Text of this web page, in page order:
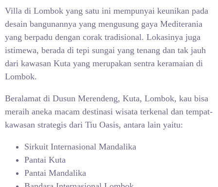
Villa di Lombok yang satu ini mempunyai keunikan pada
desain bangunannya yang mengusung gaya Mediterania
yang berpadu dengan corak tradisional. Lokasinya juga
istimewa, berada di tepi sungai yang tenang dan tak jauh
dari kawasan Kuta yang merupakan sentra keramaian di
Lombok.
Beralamat di Dusun Merendeng, Kuta, Lombok, kau bisa
meraih aneka macam destinasi wisata terkenal dan tempat-
kawasan strategis dari Tiu Oasis, antara lain yaitu:
Sirkuit Internasional Mandalika
Pantai Kuta
Pantai Mandalika